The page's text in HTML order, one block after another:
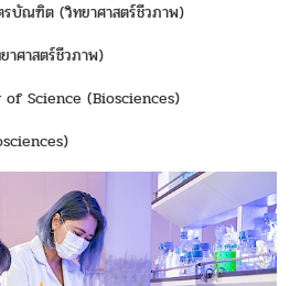
รบัณฑิต (วิทยาศาสตร์ชีวภาพ)
าศาสตร์ชีวภาพ)
of Science (Biosciences)